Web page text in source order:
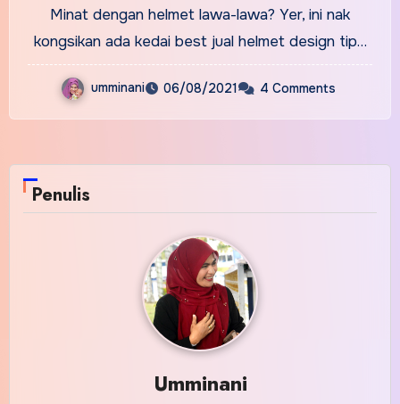
Minat dengan helmet lawa-lawa? Yer, ini nak
kongsikan ada kedai best jual helmet design tip…
umminani 06/08/2021 4 Comments
Penulis
Umminani